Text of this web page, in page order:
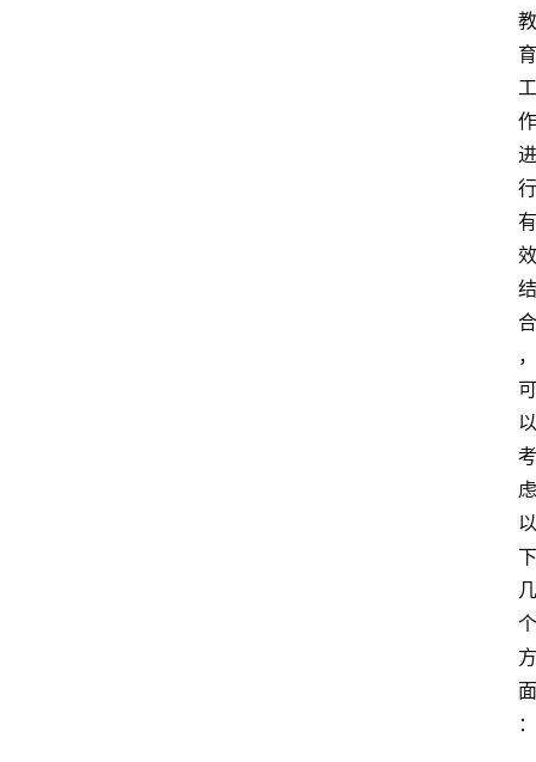
教
育
工
作
进
行
有
效
结
合
，
可
以
考
虑
以
下
几
个
方
面
：